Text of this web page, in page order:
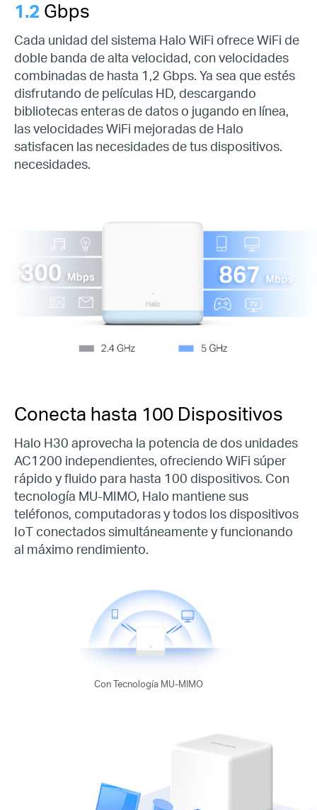
1.2 Gbps
Cada unidad del sistema Halo WiFi ofrece WiFi de
doble banda de alta velocidad, con velocidades
combinadas de hasta 1,2 Gbps. Ya sea que estés
disfrutando de películas HD, descargando
bibliotecas enteras de datos o jugando en línea,
las velocidades WiFi mejoradas de Halo
satisfacen las necesidades de tus dispositivos.
necesidades.
Conecta hasta 100 Dispositivos
Halo H30 aprovecha la potencia de dos unidades
AC1200 independientes, ofreciendo WiFi súper
rápido y fluido para hasta 100 dispositivos. Con
tecnología MU-MIMO, Halo mantiene sus
teléfonos, computadoras y todos los dispositivos
IoT conectados simultáneamente y funcionando
al máximo rendimiento.
ConTecnología MU-MIMO